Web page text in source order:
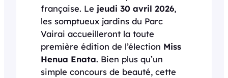
française. Le jeudi 30 avril 2026,
les somptueux jardins du Parc
Vairai accueilleront la toute
première édition de l’élection Miss
Henua Enata. Bien plus qu’un
simple concours de beauté, cette